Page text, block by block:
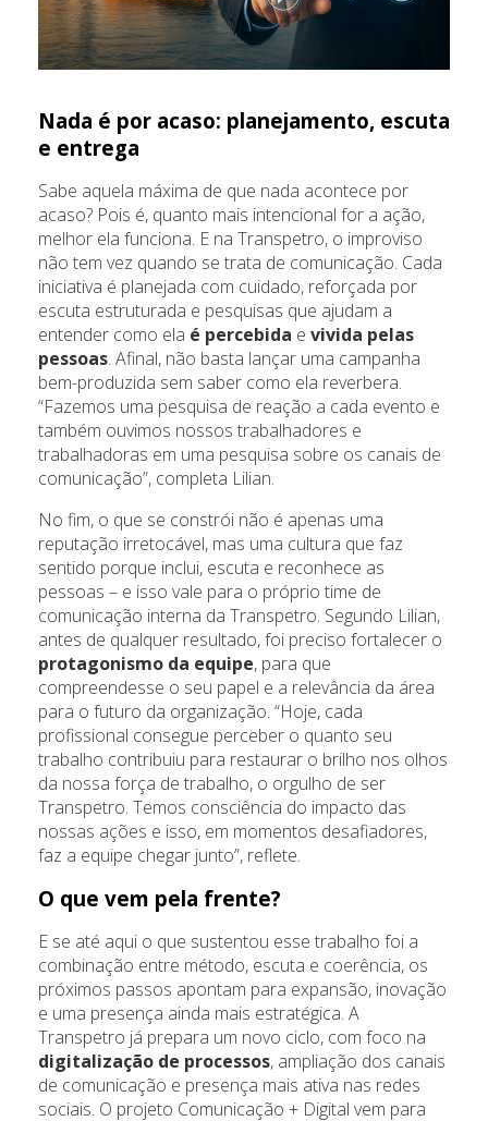
Nada é por acaso: planejamento, escuta
e entrega
Sabe aquela máxima de que nada acontece por
acaso? Pois é, quanto mais intencional for a ação,
melhor ela funciona. E na Transpetro, o improviso
não tem vez quando se trata de comunicação. Cada
iniciativa é planejada com cuidado, reforçada por
escuta estruturada e pesquisas que ajudam a
entender como ela é percebida e vivida pelas
pessoas. Afinal, não basta lançar uma campanha
bem-produzida sem saber como ela reverbera.
“Fazemos uma pesquisa de reação a cada evento e
também ouvimos nossos trabalhadores e
trabalhadoras em uma pesquisa sobre os canais de
comunicação”, completa Lilian.
No fim, o que se constrói não é apenas uma
reputação irretocável, mas uma cultura que faz
sentido porque inclui, escuta e reconhece as
pessoas – e isso vale para o próprio time de
comunicação interna da Transpetro. Segundo Lilian,
antes de qualquer resultado, foi preciso fortalecer o
protagonismo da equipe, para que
compreendesse o seu papel e a relevância da área
para o futuro da organização. “Hoje, cada
profissional consegue perceber o quanto seu
trabalho contribuiu para restaurar o brilho nos olhos
da nossa força de trabalho, o orgulho de ser
Transpetro. Temos consciência do impacto das
nossas ações e isso, em momentos desafiadores,
faz a equipe chegar junto”, reflete.
O que vem pela frente?
E se até aqui o que sustentou esse trabalho foi a
combinação entre método, escuta e coerência, os
próximos passos apontam para expansão, inovação
e uma presença ainda mais estratégica. A
Transpetro já prepara um novo ciclo, com foco na
digitalização de processos, ampliação dos canais
de comunicação e presença mais ativa nas redes
sociais. O projeto Comunicação + Digital vem para